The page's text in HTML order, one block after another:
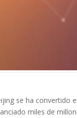
se ha convertido
miles de